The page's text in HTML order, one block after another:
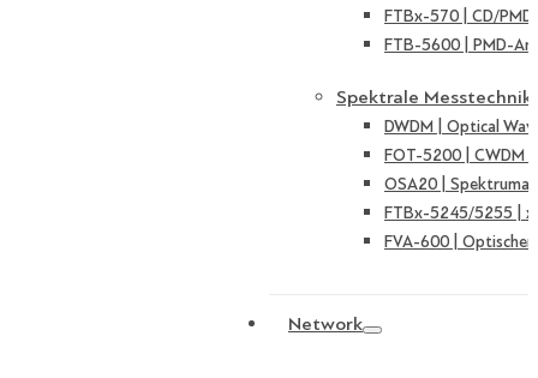
FTBx-570 | CD/
FTB-5600 | PMD-
Spektrale Messtechnik
DWDM | Optical
FOT-5200 | CWDM
OSA20 |
FTBx-5245/5255 |
FVA-600 | Optischer
Network